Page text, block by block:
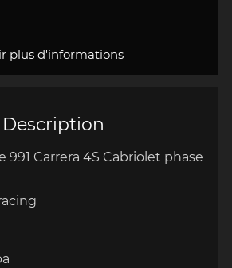
Description
991 Carrera 4S Cabriolet phase
plus d'informations